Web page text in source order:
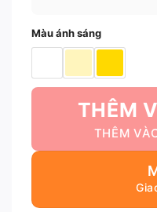
Màu ánh sáng
THÊM